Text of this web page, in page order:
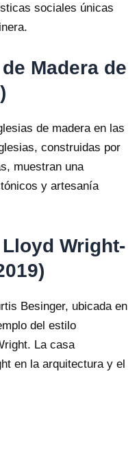
sociales únicas
Madera de
de madera en las
construidas por
muestran una
y artesanía
Wright-
Besinger, ubicada en
del estilo
La casa
en la arquitectura y el